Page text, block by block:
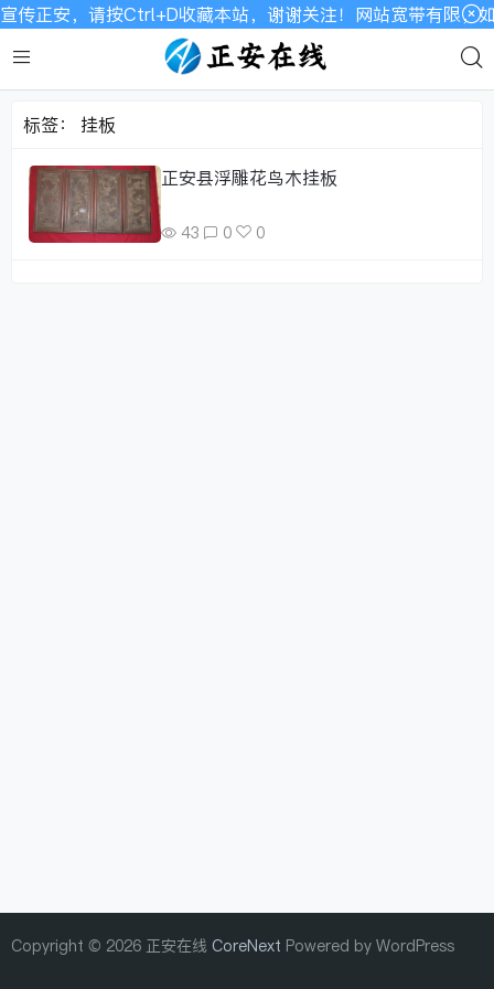
正安，请按Ctrl+D收藏本站，谢谢关注！网站宽带有限，
标签： 挂板
正安县浮雕花鸟木挂板
43 0 0
Copyright © 2026 正安在线 CoreNext Powered by WordPress